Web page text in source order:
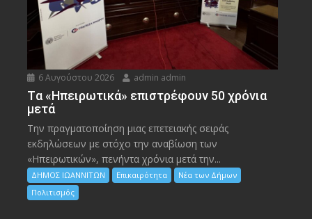
6 Αυγούστου 2026 admin admin
Tα «Ηπειρωτικά» επιστρέφουν 50 χρόνια
μετά
Την πραγματοποίηση μιας επετειακής σειράς
εκδηλώσεων με στόχο την αναβίωση των
«Ηπειρωτικών», πενήντα χρόνια μετά την...
ΔΗΜΟΣ ΙΩΑΝΝΙΤΩΝ Επικαιρότητα
Νέα των Δήμων
Πολιτισμός